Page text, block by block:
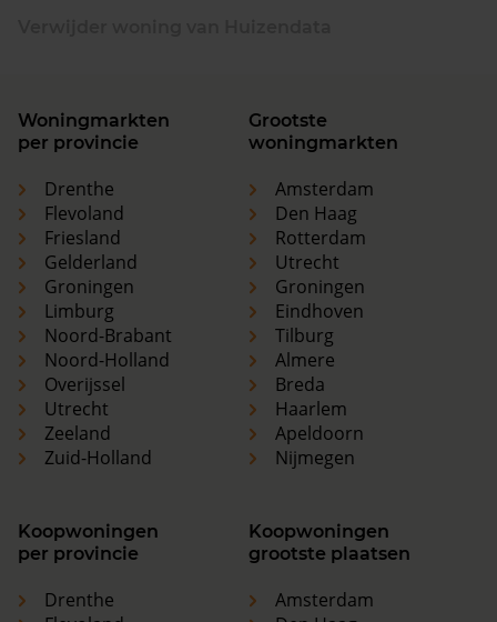
Woningmarkten
per provincie
Drenthe
Flevoland
Friesland
Gelderland
Groningen
Limburg
Noord-Brabant
Noord-Holland
Overijssel
Utrecht
Zeeland
Zuid-Holland
Grootste
woningmarkten
Amsterdam
Den Haag
Rotterdam
Utrecht
Groningen
Eindhoven
Tilburg
Almere
Breda
Haarlem
Apeldoorn
Nijmegen
Koopwoningen
per provincie
Drenthe
Koopwoningen
grootste plaatsen
Amsterdam